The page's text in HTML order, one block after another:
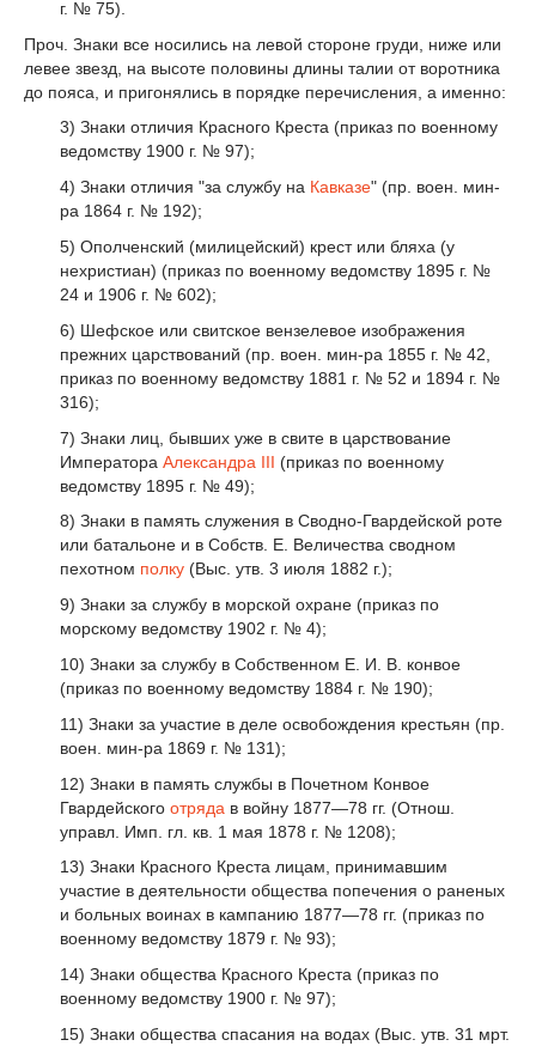
г. № 75).
Проч. Знаки все носились на левой стороне груди, ниже или
левее звезд, на высоте половины длины талии от воротника
до пояса, и пригонялись в порядке перечисления, а именно:
3) Знаки отличия Красного Креста (приказ по военному
ведомству 1900 г. № 97);
4) Знаки отличия "за службу на Кавказе" (пр. воен. мин-
pa 1864 г. № 192);
5) Ополченский (милицейский) крест или бляха (у
нехристиан) (приказ по военному ведомству 1895 г. №
24 и 1906 г. № 602);
6) Шефское или свитское вензелевое изображения
прежних царствований (пр. воен. мин-ра 1855 г. № 42,
приказ по военному ведомству 1881 г. № 52 и 1894 г. №
316);
7) Знаки лиц, бывших уже в свите в царствование
Императора Александра III (приказ по военному
ведомству 1895 г. № 49);
8) Знаки в память служения в Сводно-Гвардейской роте
или батальоне и в Собств. Е. Величества сводном
пехотном полку (Выс. утв. 3 июля 1882 г.);
9) Знаки за службу в морской охране (приказ по
морскому ведомству 1902 г. № 4);
10) Знаки за службу в Собственном Е. И. В. конвое
(приказ по военному ведомству 1884 г. № 190);
11) Знаки за участие в деле освобождения крестьян (пр.
воен. мин-ра 1869 г. № 131);
12) Знаки в память службы в Почетном Конвое
Гвардейского отряда в войну 1877—78 гг. (Отнош.
управл. Имп. гл. кв. 1 мая 1878 г. № 1208);
13) Знаки Красного Креста лицам, принимавшим
участие в деятельности общества попечения о раненых
и больных воинах в кампанию 1877—78 гг. (приказ по
военному ведомству 1879 г. № 93);
14) Знаки общества Красного Креста (приказ по
военному ведомству 1900 г. № 97);
15) Знаки общества спасания на водах (Выс. утв. 31 мрт.